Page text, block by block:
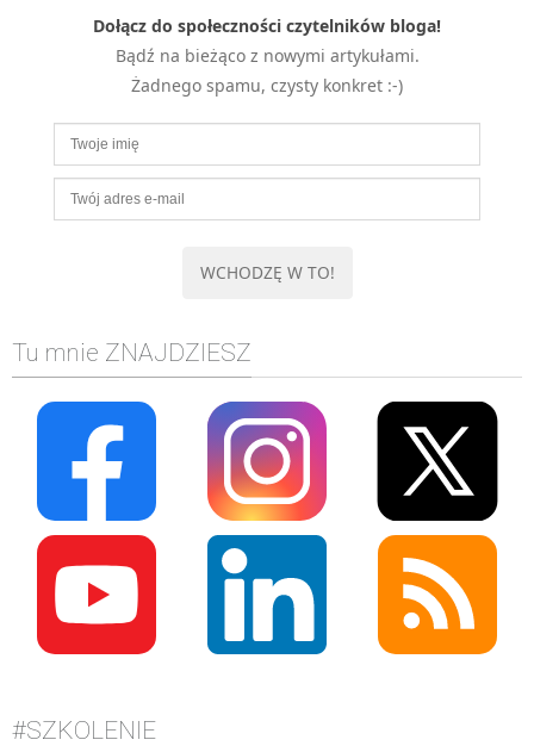
PHP
WordPress
MOBILE
Android
KONTROLA WERSJI
SQL
TESTOWANIE
SIECI
WYDARZENIA
BIZNES
PO GODZINACH
KONTAKT
Dołącz do społeczności czytelników bloga!
Bądź na bieżąco z nowymi artykułami.
Żadnego spamu, czysty konkret :-)
Tu mnie ZNAJDZIESZ
#SZKOLENIE